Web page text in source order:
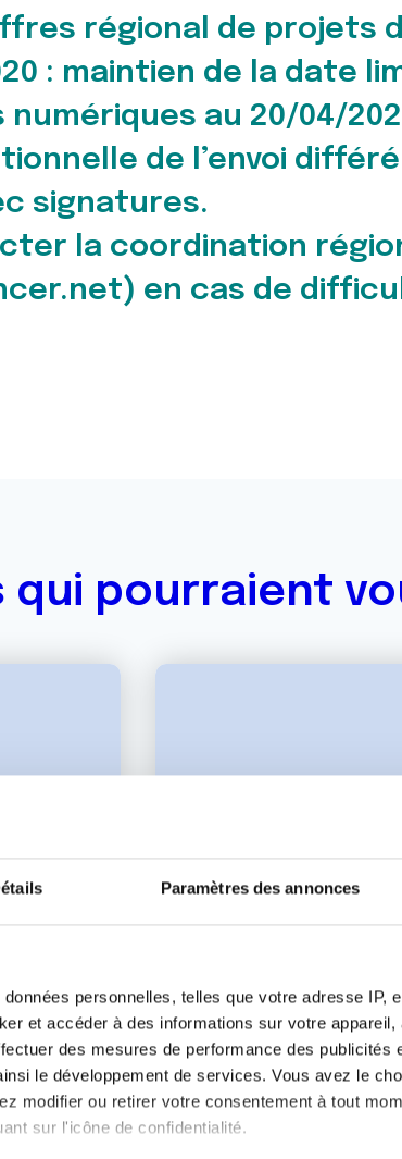
Paramètres des annonces
personnelles, telles que votre adresse IP,
et accéder à des informations sur votre appareil,
des mesures de performance des publicités
le développement de services. Vous avez le
modifier ou retirer votre consentement à tout
sur l'icône de confidentialité.
régional de projets
: maintien de la date
au 20/04/
de l’envoi
signatures.
la coordination
en cas de
qui pourraient
PROJETS
SOUTIEN À LA RECHERCHE
Appel d'offres régional
En savoir plus